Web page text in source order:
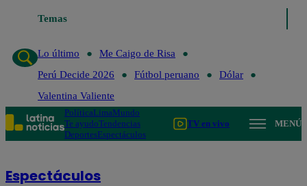
Temas
Lo último
Me Caigo de Risa
Perú Decide 2026
Fútbol peruano
Dólar
Valentina Valiente
PolíticaLimaMundo
Te ayudoTendencias
DeportesEspectáculos
TV en vivo MENÚ
Espectáculos